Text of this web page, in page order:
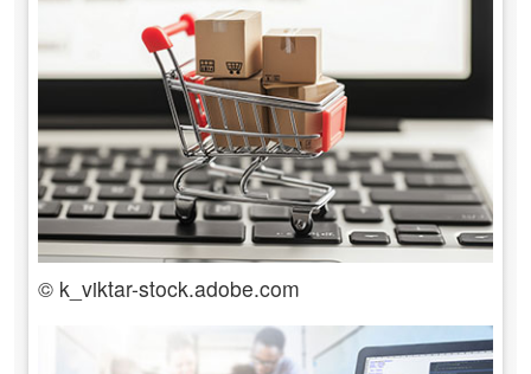
© k_viktar-stock.adobe.com